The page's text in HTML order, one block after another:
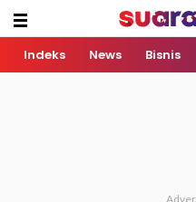
Indeks News Bisnis